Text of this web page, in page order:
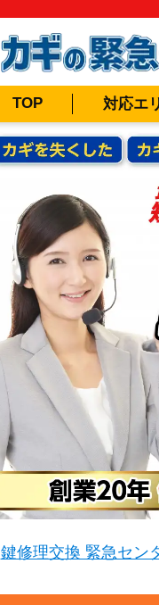
TOP 対応エ
鍵修理交換 緊急セン